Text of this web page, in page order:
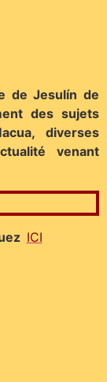
de Jesulín de
des sujets
diverses
venant
ICI